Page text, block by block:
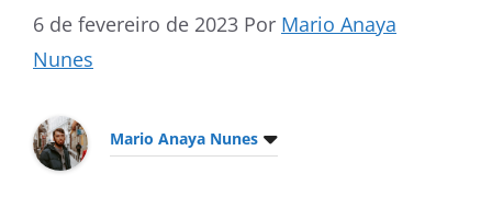
6 de fevereiro de 2023 Por Mario Anaya
Nunes
Mario Anaya Nunes